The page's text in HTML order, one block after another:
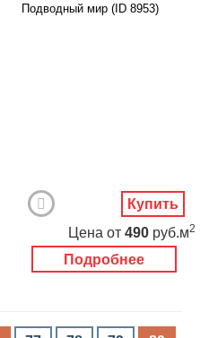
Подводный мир (ID 8953)
Подробнее
Цена от 490 руб.м2
Купить